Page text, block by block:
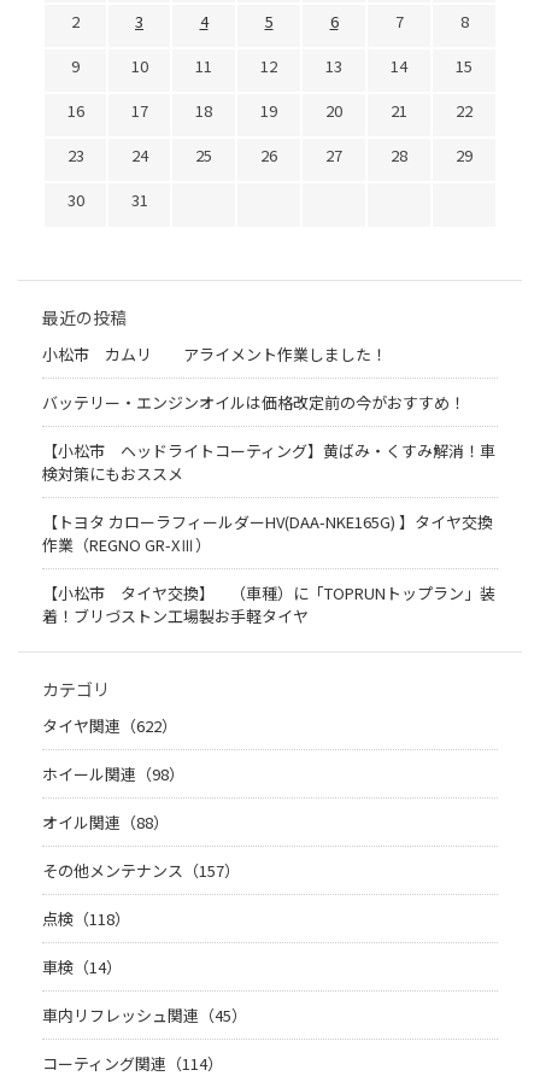
2
3 4 5 6 7
8
9
10 11 12 13 14
15
16
17 18 19 20 21
22
23
24 25 26 27 28
29
30
31
最近の投稿
小松市 カムリ アライメント作業しました！
バッテリー・エンジンオイルは価格改定前の今がおすすめ！
【小松市 ヘッドライトコーティング】黄ばみ・くすみ解消！車
検対策にもおススメ
【トヨタ カローラフィールダーHV(DAA-NKE165G) 】タイヤ交換
作業（REGNO GR-XⅢ）
【小松市 タイヤ交換】 （車種）に「TOPRUNトップラン」装
着！ブリづストン工場製お手軽タイヤ
カテゴリ
タイヤ関連（622）
ホイール関連（98）
オイル関連（88）
その他メンテナンス（157）
点検（118）
車検（14）
車内リフレッシュ関連（45）
コーティング関連（114）